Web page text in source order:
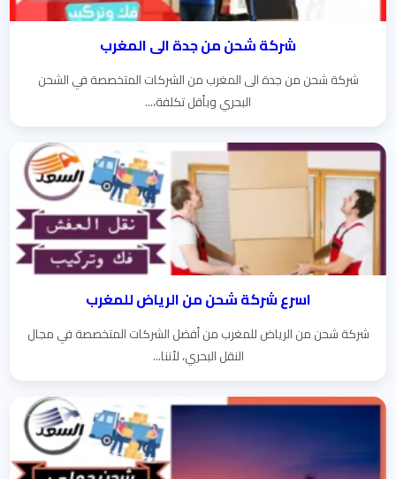
شركة شحن من جدة الى المغرب
شركة شحن من جدة الى المغرب من الشركات المتخصصة في الشحن
البحري وبأقل تكلفة،...
اسرع شركة شحن من الرياض للمغرب
شركة شحن من الرياض للمغرب من أفضل الشركات المتخصصة في مجال
النقل البحري، لأننا...